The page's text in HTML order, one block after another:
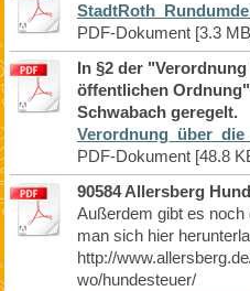
PDF-Dokument [3.3
In §2 der
öffentlichen
Schwabach geregelt.
PDF-Dokument [48.8
90584 Allersberg
Außerdem gibt es
man sich hier
http://
wo/hundesteuer/